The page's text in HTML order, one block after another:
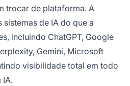
trocar de plataforma. A
de IA do que a
incluindo ChatGPT, Google
Gemini, Microsoft
visibilidade total em todo
IA.